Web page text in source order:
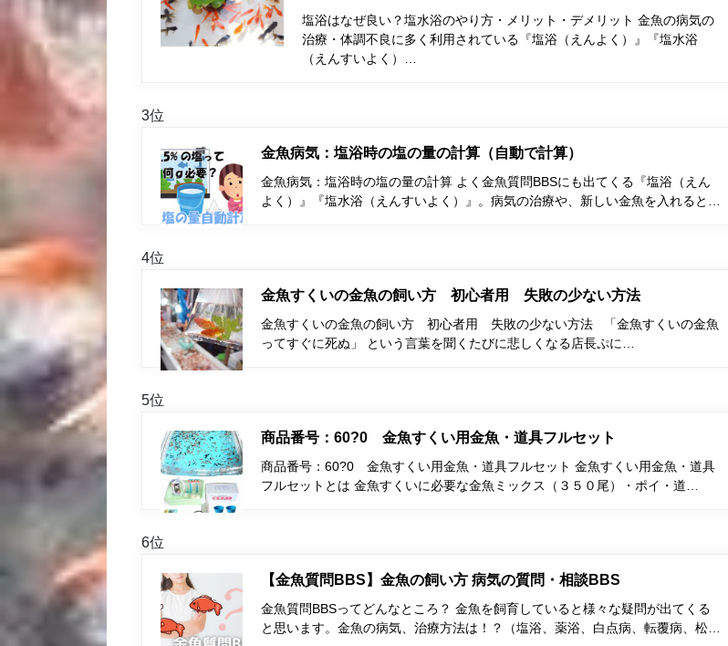
塩浴はなぜ良い？塩水浴のやり方・メリット・デメリット 金魚の病気の
治療・体調不良に多く利用されている『塩浴（えんよく）』『塩水浴
（えんすいよく）…
3位
金魚病気：塩浴時の塩の量の計算（自動で計算）
金魚病気：塩浴時の塩の量の計算 よく金魚質問BBSにも出てくる『塩浴（えん
よく）』『塩水浴（えんすいよく）』。病気の治療や、新しい金魚を入れると…
4位
金魚すくいの金魚の飼い方 初心者用 失敗の少ない方法
金魚すくいの金魚の飼い方 初心者用 失敗の少ない方法 「金魚すくいの金魚
ってすぐに死ぬ」 という言葉を聞くたびに悲しくなる店長ぷに…
5位
商品番号：60?0 金魚すくい用金魚・道具フルセット
商品番号：60?0 金魚すくい用金魚・道具フルセット 金魚すくい用金魚・道具
フルセットとは 金魚すくいに必要な金魚ミックス（３５０尾）・ポイ・道…
6位
【金魚質問BBS】金魚の飼い方 病気の質問・相談BBS
金魚質問BBSってどんなところ？ 金魚を飼育していると様々な疑問が出てくる
と思います。金魚の病気、治療方法は！？（塩浴、薬浴、白点病、転覆病、松…